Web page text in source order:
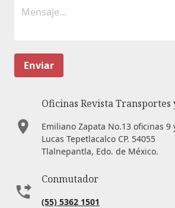
Enviar
Oficinas Revista Transportes
Emiliano Zapata No.13 oficinas 9
Lucas Tepetlacalco CP. 54055
Tlalnepantla, Edo. de México.
Conmutador
(55) 5362 1501